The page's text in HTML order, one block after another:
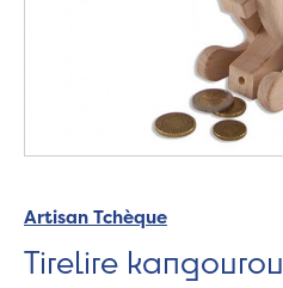
Artisan Tchèque
Tirelire kangourou